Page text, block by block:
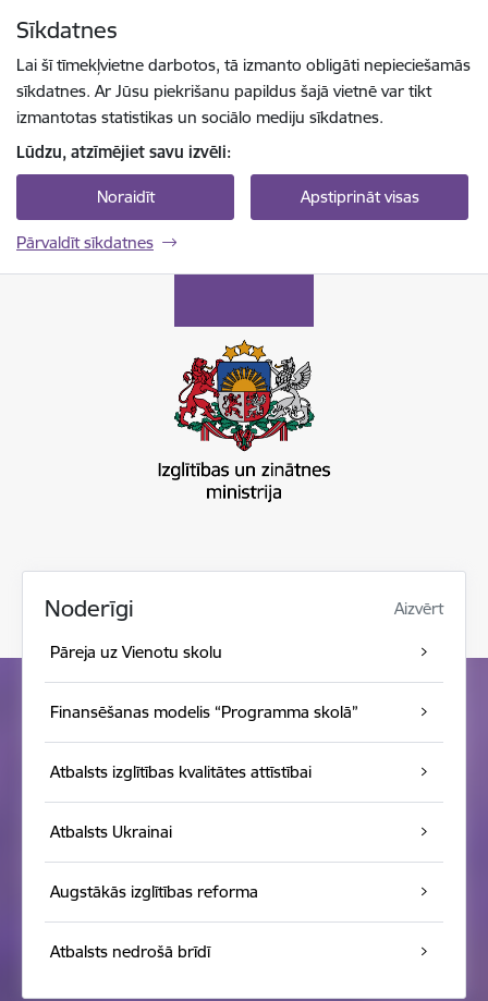
Sīkdatnes
Lai šī tīmekļvietne darbotos, tā izmanto obligāti nepieciešamās
sīkdatnes. Ar Jūsu piekrišanu papildus šajā vietnē var tikt
izmantotas statistikas un sociālo mediju sīkdatnes.
Lūdzu, atzīmējiet savu izvēli:
Noraidīt Apstiprināt visas
Pārvaldīt sīkdatnes
Noderīgi Aizvērt
Pāreja uz Vienotu skolu
Finansēšanas modelis “Programma skolā”
Atbalsts izglītības kvalitātes attīstībai
Atbalsts Ukrainai
Augstākās izglītības reforma
Atbalsts nedrošā brīdī